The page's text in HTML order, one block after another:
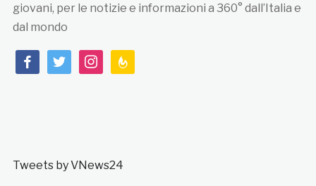
giovani, per le notizie e informazioni a 360° dall’Italia e
dal mondo
facebooktwitterinstagramfeedburner
Tweets by VNews24